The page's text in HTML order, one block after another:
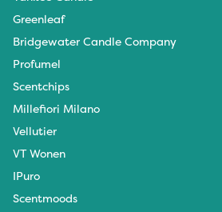
Greenleaf
Bridgewater Candle Company
Profumel
Scentchips
Millefiori Milano
Vellutier
VT Wonen
IPuro
Scentmoods